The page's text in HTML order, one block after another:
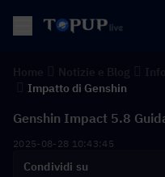
Impatto di Genshin
Genshin Impact 5.8
2025-08-28 10:43:45
Condividi su